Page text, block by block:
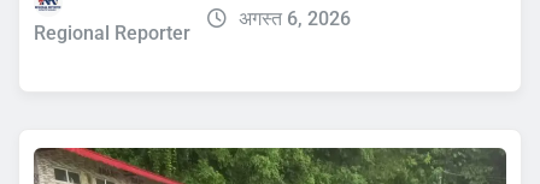
Regional Reporter
अगस्त 6, 2026